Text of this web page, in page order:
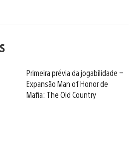
Primeira prévia da jogabilidade –
Expansão Man of Honor de
Mafia: The Old Country